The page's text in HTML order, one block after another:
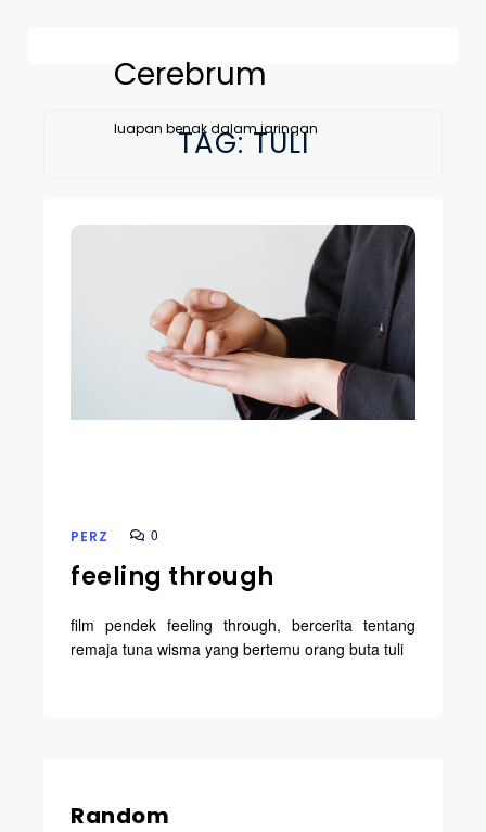
Cerebrum
luapan benak dalam jaringan
TAG:TULI
PERZ 0
feeling through
film pendek feeling through, bercerita tentang
remaja tuna wisma yang bertemu orang buta tuli
Random